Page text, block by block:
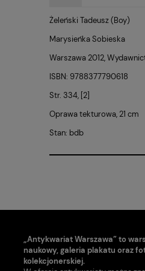
Żeleński Tadeusz (Boy)
Marysieńka Sobieska
Warszawa 2012,
ISBN: 9788377790618
Str. 334, [2]
Oprawa tekturowa, 21 cm
Stan: bdb
„Antykwariat Warszawa” to
naukowy, galeria plakatu oraz
kolekcjonerskiej.